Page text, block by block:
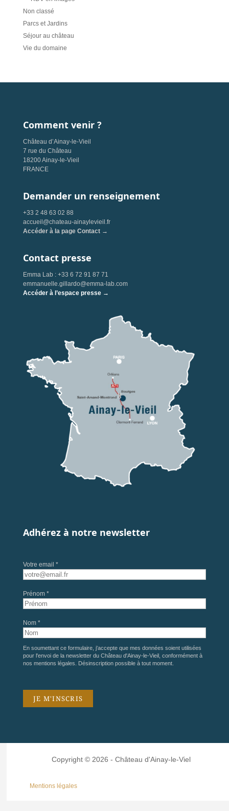
Non classé
Parcs et Jardins
Séjour au château
Vie du domaine
Comment venir ?
Château d’Ainay-le-Vieil
7 rue du Château
18200 Ainay-le-Vieil
FRANCE
Demander un renseignement
+33 2 48 63 02 88
accueil@chateau-ainaylevieil.fr
Accéder à la page Contact →
Contact presse
Emma Lab : +33 6 72 91 87 71
emmanuelle.gillardo@emma-lab.com
Accéder à l’espace presse →
Adhérez à notre newsletter
Votre email *
Prénom *
Nom *
En soumettant ce formulaire, j'accepte que mes données soient utilisées
pour l'envoi de la newsletter du Château d'Ainay-le-Vieil, conformément à
nos mentions légales . Désinscription possible à tout moment.
Copyright © 2026 - Château d'Ainay-le-Viel
Mentions légales